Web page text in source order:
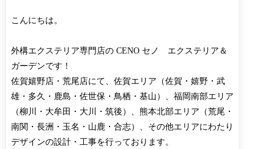
こんにちは。
外構エクステリア専門店の CENO セノ エクステリア＆
ガーデンです！
佐賀嬉野店・荒尾店にて、佐賀エリア（佐賀・嬉野・武
雄・多久・鹿島・佐世保・鳥栖・基山）、福岡南部エリア
（柳川・大牟田・大川・筑後）、熊本北部エリア（荒尾・
南関・長洲・玉名・山鹿・合志）、その他エリアにわたり
デザインの設計・工事を行っております。